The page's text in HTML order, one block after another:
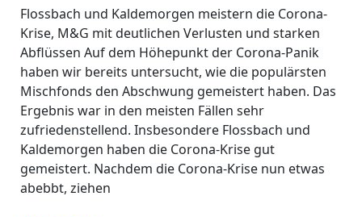
Flossbach und Kaldemorgen meistern die Corona-
Krise, M&G mit deutlichen Verlusten und starken
Abflüssen Auf dem Höhepunkt der Corona-Panik
haben wir bereits untersucht, wie die populärsten
Mischfonds den Abschwung gemeistert haben. Das
Ergebnis war in den meisten Fällen sehr
zufriedenstellend. Insbesondere Flossbach und
Kaldemorgen haben die Corona-Krise gut
gemeistert. Nachdem die Corona-Krise nun etwas
abebbt, ziehen